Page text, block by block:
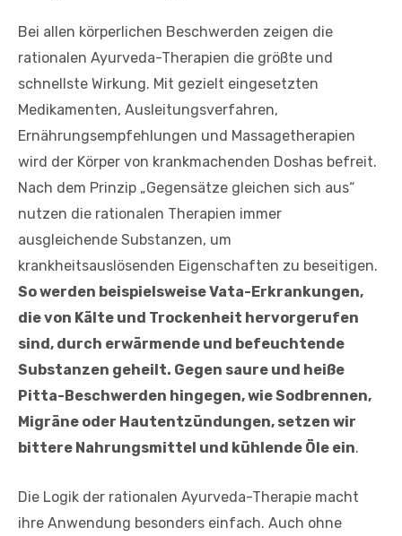
Bei allen körperlichen Beschwerden zeigen die
rationalen Ayurveda-Therapien die größte und
schnellste Wirkung. Mit gezielt eingesetzten
Medikamenten, Ausleitungsverfahren,
Ernährungsempfehlungen und Massagetherapien
wird der Körper von krankmachenden Doshas befreit.
Nach dem Prinzip „Gegensätze gleichen sich aus“
nutzen die rationalen Therapien immer
ausgleichende Substanzen, um
krankheitsauslösenden Eigenschaften zu beseitigen.
So werden beispielsweise Vata-Erkrankungen,
die von Kälte und Trockenheit hervorgerufen
sind, durch erwärmende und befeuchtende
Substanzen geheilt. Gegen saure und heiße
Pitta-Beschwerden hingegen, wie Sodbrennen,
Migräne oder Hautentzündungen, setzen wir
bittere Nahrungsmittel und kühlende Öle ein.
Die Logik der rationalen Ayurveda-Therapie macht
ihre Anwendung besonders einfach. Auch ohne